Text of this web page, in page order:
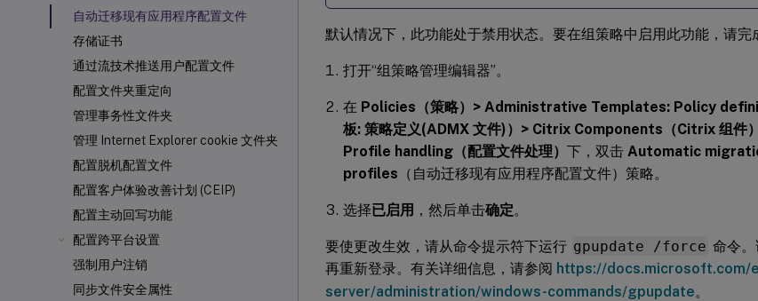
自动迁移现有应用程序配置文件
存储证书
通过流技术推送用户配置文件
配置文件夹重定向
管理事务性文件夹
管理 Internet Explorer cookie 文件夹
配置脱机配置文件
配置客户体验改善计划 (CEIP)
配置主动回写功能
配置跨平台设置
强制用户注销
同步文件安全属性
默认情况下，此功能处于禁用状态。要在组策略中启用此功能，请完
打开“组策略管理编辑器”。
在 Policies（策略）> Administrative Templates: Policy
板: 策略定义(ADMX 文件)）> Citrix Components（Citrix 组
Profile handling（配置文件处理） 下，双击 Automatic
profiles （自动迁移现有应用程序配置文件）策略。
选择已启用 ，然后单击确定。
要使更改生效，请从命令提示符下运行 gpupdate /force 命令
再重新登录。有关详细信息，请参阅 https://docs.microsoft.com/
server/administration/windows-commands/gpupdate。